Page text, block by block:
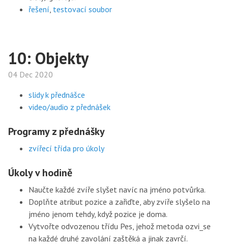
řešení, testovací soubor
10: Objekty
04 Dec 2020
slidy k přednášce
video/audio z přednášek
Programy z přednášky
zvířecí třída pro úkoly
Úkoly v hodině
Naučte každé zvíře slyšet navíc na jméno potvůrka.
Doplňte atribut pozice a zařiďte, aby zvíře slyšelo na
jméno jenom tehdy, když pozice je doma.
Vytvořte odvozenou třídu Pes, jehož metoda ozvi_se
na každé druhé zavolání zaštěká a jinak zavrčí.